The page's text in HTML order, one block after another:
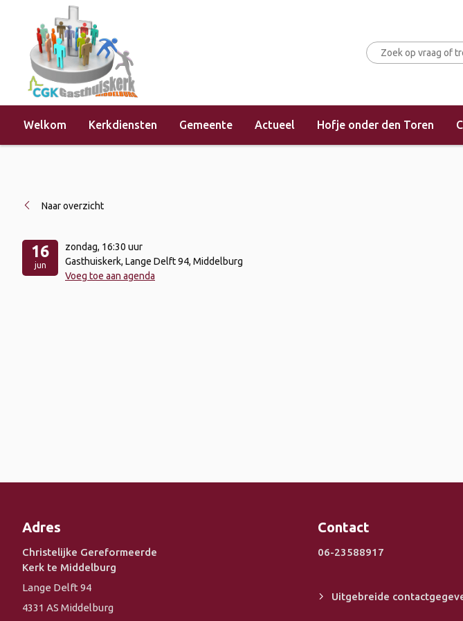
Welkom Kerkdiensten Gemeente Actueel Hofje onder den Toren
Home »Evenementen »Kerkdienst (middagdienst)
Naar overzicht
16
jun
zondag, 16:30 uur
Gasthuiskerk, Lange Delft 94, Middelburg
Voeg toe aan agenda
Adres
Christelijke Gereformeerde
Kerk te Middelburg
Lange Delft 94
4331 AS Middelburg
Contact
06-23588917
Uitgebreide